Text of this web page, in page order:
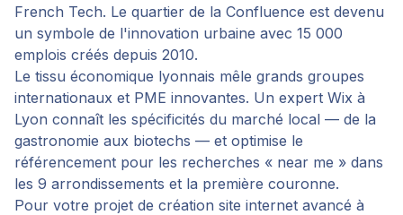
French Tech. Le quartier de la Confluence est devenu
un symbole de l'innovation urbaine avec 15 000
emplois créés depuis 2010.
Le tissu économique lyonnais mêle grands groupes
internationaux et PME innovantes. Un expert Wix à
Lyon connaît les spécificités du marché local — de la
gastronomie aux biotechs — et optimise le
référencement pour les recherches « near me » dans
les 9 arrondissements et la première couronne.
Pour votre projet de création site internet avancé à